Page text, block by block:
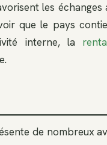
les échanges
que le pays
interne, la
de nombreux